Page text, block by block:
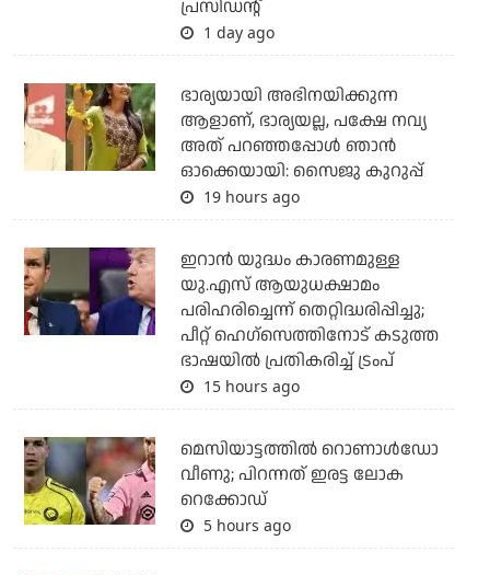
പ്രസിഡന്റ്
1 day ago
ഭാര്യയായി അഭിനയിക്കുന്ന
ആളാണ്, ഭാര്യയല്ല, പക്ഷേ നവ്യ
അത് പറഞ്ഞപ്പോള്‍ ഞാന്‍
ഓക്കെയായി: സൈജു കുറുപ്പ്
19 hours ago
ഇറാന്‍ യുദ്ധം കാരണമുള്ള
യു.എസ് ആയുധക്ഷാമം
പരിഹരിച്ചെന്ന് തെറ്റിദ്ധരിപ്പിച്ചു;
പീറ്റ് ഹെഗ്‌സെത്തിനോട് കടുത്ത
ഭാഷയില്‍ പ്രതികരിച്ച് ട്രംപ്
15 hours ago
മെസിയാട്ടത്തില്‍ റൊണാള്‍ഡോ
വീണു; പിറന്നത് ഇരട്ട ലോക
റെക്കോഡ്
5 hours ago